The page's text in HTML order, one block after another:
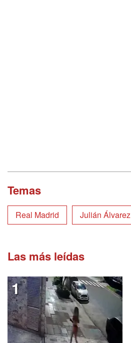
Temas
Real Madrid Julián Álvarez
Las más leídas